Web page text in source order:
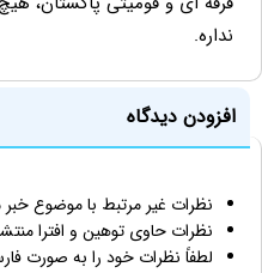
نداره.
افزودن دیدگاه
نظرات غیر مرتبط با موضوع
نظرات حاوی توهین و افترا
لطفاً نظرات خود را به صورت